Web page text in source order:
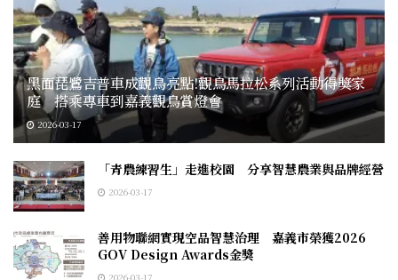
黑面琵鷺吉普車成觀鳥亮點!觀鳥馬拉松系列活動得獎家
庭 搭乘專車到嘉義觀鳥賞燈會
2026-03-17
「青農練習生」走進校園 分享智慧農業與品牌經營
2026-03-17
善用物聯網實現空品智慧治理 嘉義市榮獲2026
GOV Design Awards金獎
2026-03-17